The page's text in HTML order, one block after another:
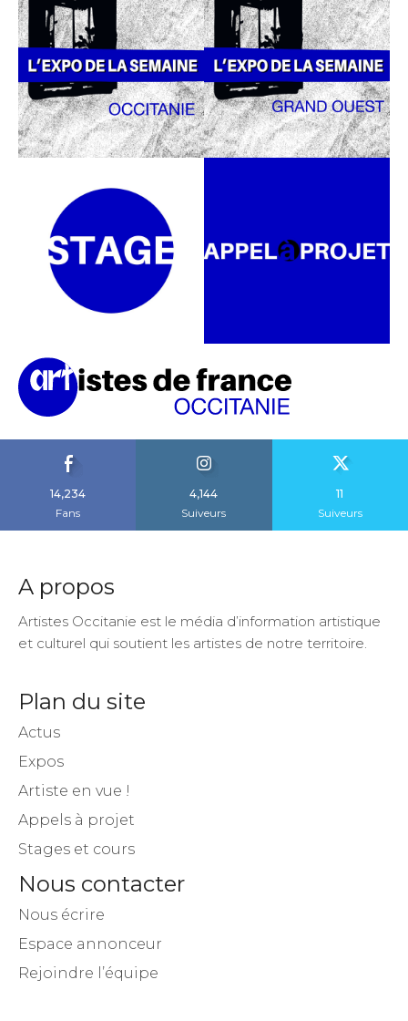
14,234
Fans
4,144
Suiveurs
11
Suiveurs
A propos
Artistes Occitanie est le média d’information artistique
et culturel qui soutient les artistes de notre territoire.
Plan du site
Actus
Expos
Artiste en vue !
Appels à projet
Stages et cours
Nous contacter
Nous écrire
Espace annonceur
Rejoindre l’équipe